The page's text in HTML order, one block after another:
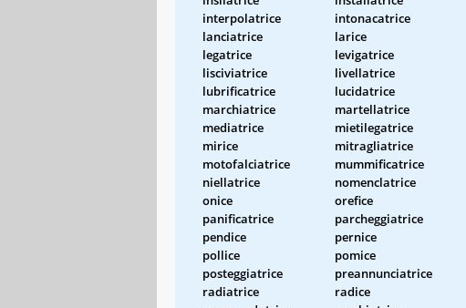
interpolatrice
intonacatrice
lanciatrice
larice
legatrice
levigatrice
lisciviatrice
livellatrice
lubrificatrice
lucidatrice
marchiatrice
martellatrice
mediatrice
mietilegatrice
mirice
mitragliatrice
motofalciatrice
mummificatrice
niellatrice
nomenclatrice
onice
orefice
panificatrice
parcheggiatrice
pendice
pernice
pollice
pomice
posteggiatrice
preannunciatrice
radiatrice
radice